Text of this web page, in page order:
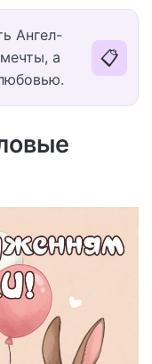
Ангел-
а
📋